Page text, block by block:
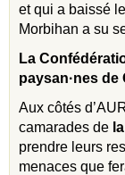
et qui a baissé
Morbihan a su
La
paysan·nes de
Aux côtés
camarades de
prendre leurs
menaces que